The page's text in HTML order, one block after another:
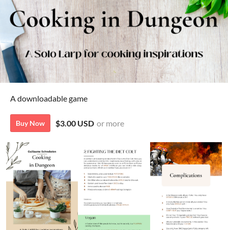
A downloadable game
Buy Now $3.00 USD or more